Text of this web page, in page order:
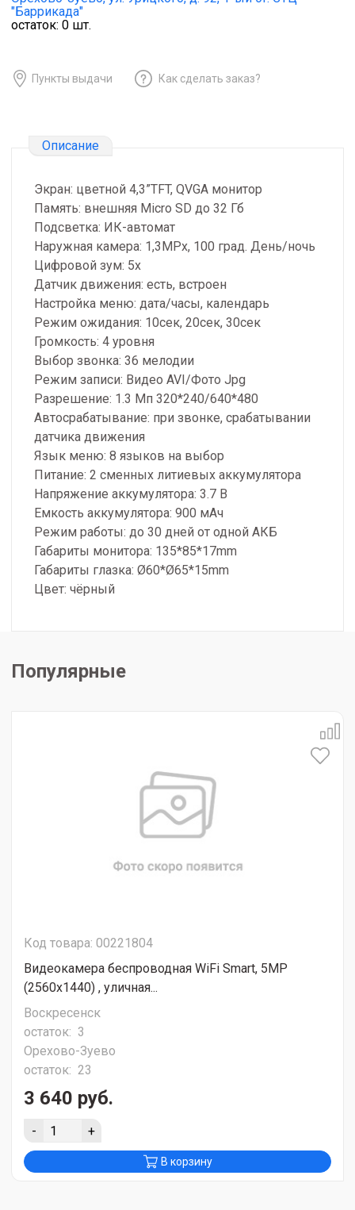
"Баррикада"
остаток: 0 шт.
Пункты выдачи Как сделать заказ?
Описание
Экран: цветной 4,3”TFT, QVGA монитор
Память: внешняя Micro SD до 32 Гб
Подсветка: ИК-автомат
Наружная камера: 1,3MPx, 100 град. День/ночь
Цифровой зум: 5x
Датчик движения: есть, встроен
Настройка меню: дата/часы, календарь
Режим ожидания: 10сек, 20сек, 30сек
Громкость: 4 уровня
Выбор звонка: 36 мелодии
Режим записи: Видео AVI/Фото Jpg
Разрешение: 1.3 Мп 320*240/640*480
Автосрабатывание: при звонке, срабатывании
датчика движения
Язык меню: 8 языков на выбор
Питание: 2 сменных литиевых аккумулятора
Напряжение аккумулятора: 3.7 В
Емкость аккумулятора: 900 мAч
Режим работы: до 30 дней от одной АКБ
Габариты монитора: 135*85*17mm
Габариты глазка: Ø60*Ø65*15mm
Цвет: чёрный
Популярные
Код товара: 00221804
Видеокамера беспроводная WiFi Smart, 5MP
(2560х1440) , уличная...
Воскресенск
остаток: 3
Орехово-Зуево
остаток: 23
3 640 руб.
- +
В корзину